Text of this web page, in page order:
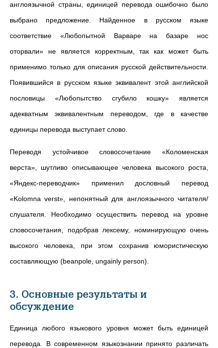
англоязычной страны, единицей перевода ошибочно было
выбрано предложение. Найденное в русском языке
соответствие «Любопытной Варваре на базаре нос
оторвали» не является корректным, так как может быть
применимо только для описания русской действительности.
Появившийся в русском языке эквивалент этой английской
пословицы «Любопытство сгубило кошку» является
адекватным эквивалентным переводом, где в качестве
единицы перевода выступает слово.
Переводя устойчивое словосочетание «Коломенская
верста», шутливо описывающее человека высокого роста,
«Яндекс-переводчик» применил дословный перевод
«Kolomna verst», непонятный для англоязычного читателя/
слушателя. Необходимо осуществить перевод на уровне
словосочетания, подобрав лексему, номинирующую очень
высокого человека, при этом сохранив юмористическую
составляющую (beanpole, ungainly person).
3. Основные результаты и
обсуждение
Единица любого языкового уровня может быть единицей
перевода. В современном языкознании принято различать